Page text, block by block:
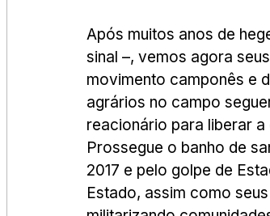
Após muitos anos de
sinal –, vemos agora
movimento camponês e
agrários no campo
reacionário para liberar
Prossegue o banho de
2017 e pelo golpe de
Estado, assim como